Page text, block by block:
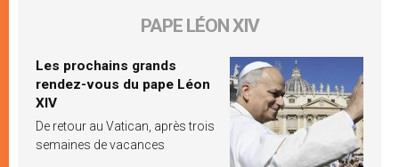
PAPE LÉON XIV
Les prochains grands
rendez-vous du pape Léon
XIV
De retour au Vatican, après trois
semaines de vacances